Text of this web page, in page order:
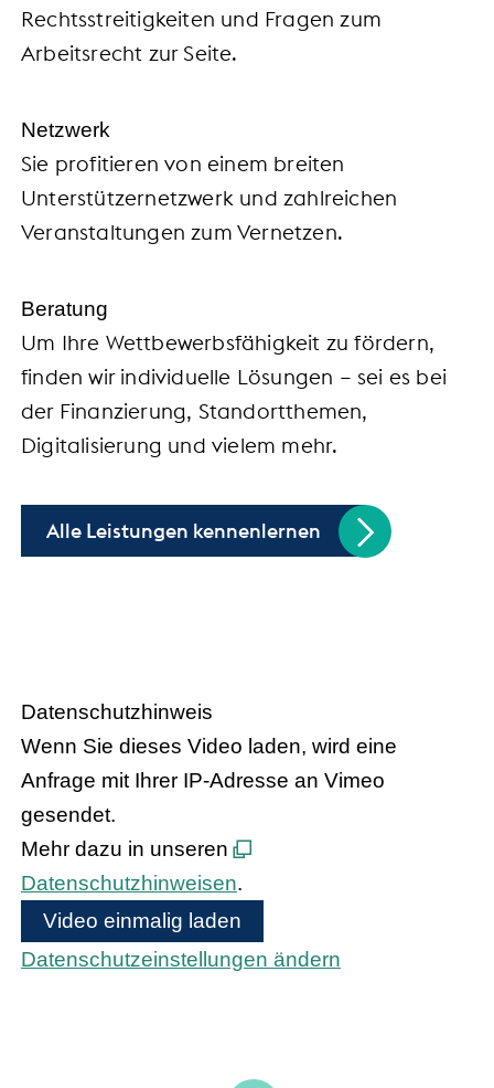
Rechtsstreitigkeiten und Fragen zum
Arbeitsrecht zur Seite.
Netzwerk
Sie profitieren von einem breiten
Unterstützernetzwerk und zahlreichen
Veranstaltungen zum Vernetzen.
Beratung
Um Ihre Wettbewerbsfähigkeit zu fördern,
finden wir individuelle Lösungen – sei es bei
der Finanzierung, Standortthemen,
Digitalisierung und vielem mehr.
Alle Leistungen kennenlernen
Datenschutzhinweis
Wenn Sie dieses Video laden, wird eine
Anfrage mit Ihrer IP-Adresse an Vimeo
gesendet.
Mehr dazu in unseren
Datenschutzhinweisen.
Video einmalig laden
Datenschutzeinstellungen ändern